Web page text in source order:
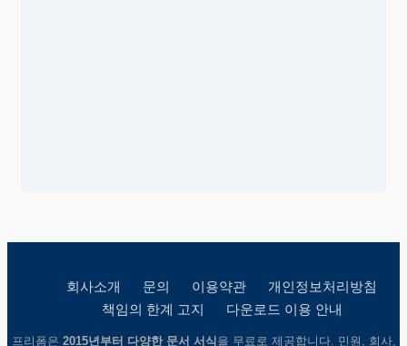
회사소개 문의 이용약관
개인정보처리방침
책임의 한계 고지
다운로드 이용 안내
프리폼은 2015년부터 다양한 문서 서식 을 무료로 제공합니다. 민원, 회사,